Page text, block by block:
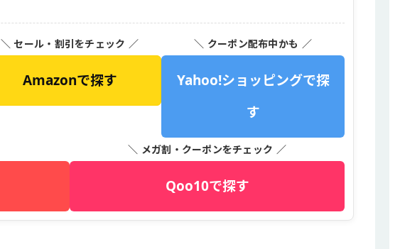
＼ セール・割引をチェック ／
Amazonで探す
＼ クーポン配布中かも ／
Yahoo!ショッピングで探
す
＼ メガ割・クーポンをチェック ／
Qoo10で探す